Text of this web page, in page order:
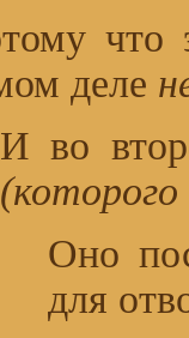
что
деле
И во
Оно
для